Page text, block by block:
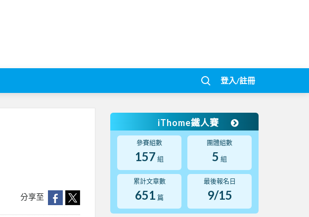
登入/註冊
分享至
iThome鐵人賽
參賽組數
157 組
團體組數
5 組
累計文章數
651 篇
最後報名日
9/15